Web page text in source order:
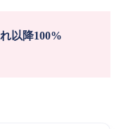
以降100%